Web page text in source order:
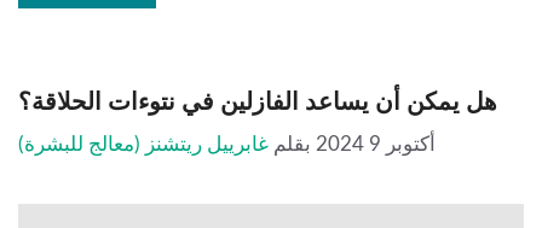
هل يمكن أن يساعد الفازلين في نتوءات الحلاقة؟
أكتوبر 9 2024 بقلم غابرييل ريتشنز (معالج للبشرة)